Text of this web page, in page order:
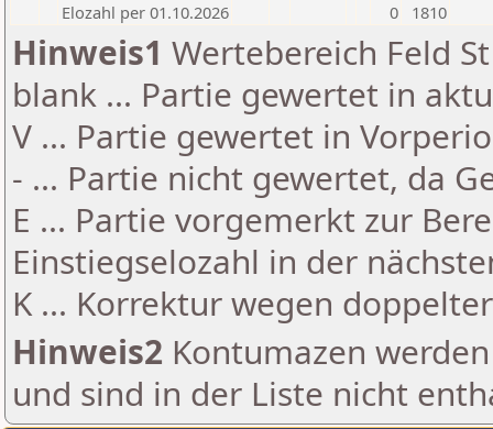
Elozahl per 01.10.2026
0 1810
Hinweis1 Wertebereich Feld
blank ... Partie gewertet in
V ... Partie gewertet in
- ... Partie nicht gewertet, da
E ... Partie vorgemerkt zur
Einstiegselozahl in der
K ... Korrektur wegen
Hinweis2 Kontumazen
und sind in der Liste nicht